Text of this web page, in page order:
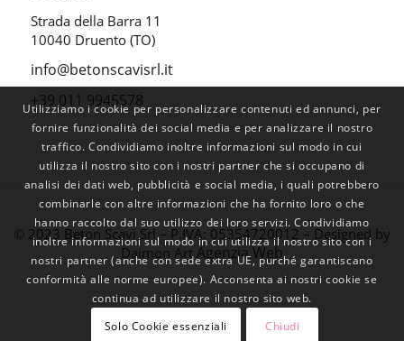
Strada della Barra 11
10040 Druento (TO)
info@betonscavisrl.it
+39 011 9945578
© 2023 Beton Scavi Srl – P.IVA: 05354720012 – Designed by
Daimon ArtAgenzia Web
Utilizziamo i cookie per personalizzare contenuti ed annunci, per
fornire funzionalità dei social media e per analizzare il nostro
traffico. Condividiamo inoltre informazioni sul modo in cui
utilizza il nostro sito con i nostri partner che si occupano di
analisi dei dati web, pubblicità e social media, i quali potrebbero
combinarle con altre informazioni che ha fornito loro o che
hanno raccolto dal suo utilizzo dei loro servizi. Condividiamo
inoltre informazioni sul modo in cui utilizza il nostro sito con i
nostri partner (anche con sede extra UE, purché garantiscano
conformità alle norme europee). Acconsenta ai nostri cookie se
continua ad utilizzare il nostro sito web.
Solo Cookie essenziali
Chiudi